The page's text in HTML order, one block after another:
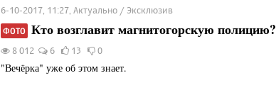
6-10-2017, 11:27, Актуально / Эксклюзив
ФОТО Кто возглавит магнитогорскую полицию?
8 012 6 13 0
"Вечёрка" уже об этом знает.